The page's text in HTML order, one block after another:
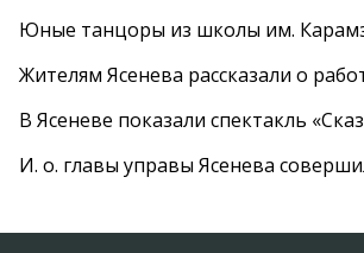
Юные танцоры из школы им.
Жителям Ясенева рассказали о
В Ясеневе показали спектакль
И. о. главы управы Ясенева